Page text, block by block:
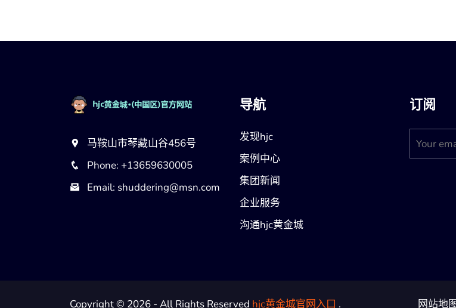
马鞍山市琴藏山谷456号
Phone: +13659630005
Email: shuddering@msn.com
导航
发现hjc
案例中心
集团新闻
企业服务
沟通hjc黄金城
订阅
Copyright © 2026 - All Rights Reserved hjc黄金城官网入口 . 网站地